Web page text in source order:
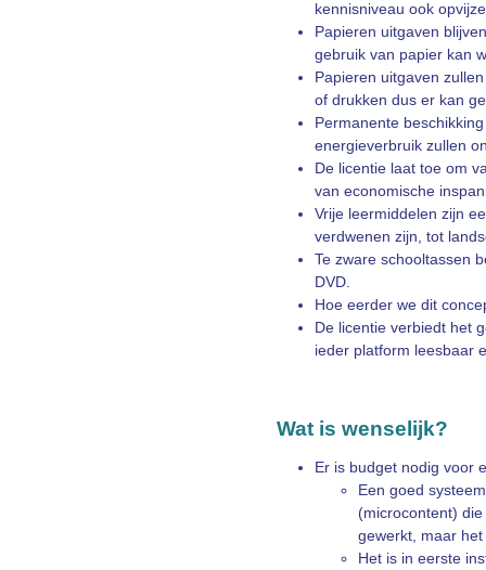
kennisniveau ook
Papieren uitgaven
gebruik van papier kan
Papieren uitgaven
of drukken dus er kan
Permanente
energieverbruik zullen
De licentie laat toe om
van economische
Vrije leermiddelen zijn
verdwenen zijn, tot
Te zware schooltassen
DVD.
Hoe eerder we dit
De licentie verbiedt het
ieder platform leesbaar
Wat is wenselijk?
Er is budget nodig voor
Een goed
(microcontent)
gewerkt, maar
Het is in eerste